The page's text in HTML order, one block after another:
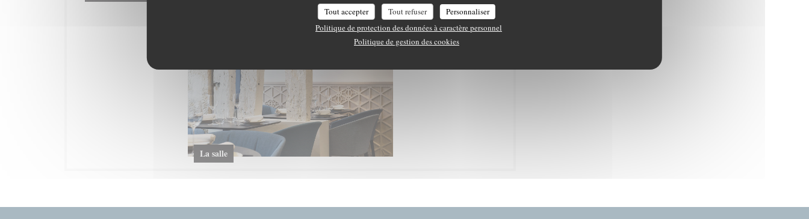
Tout accepter Tout refuser
Personnaliser
Politique de protection des données à caractère personnel
Politique de gestion des cookies
La salle